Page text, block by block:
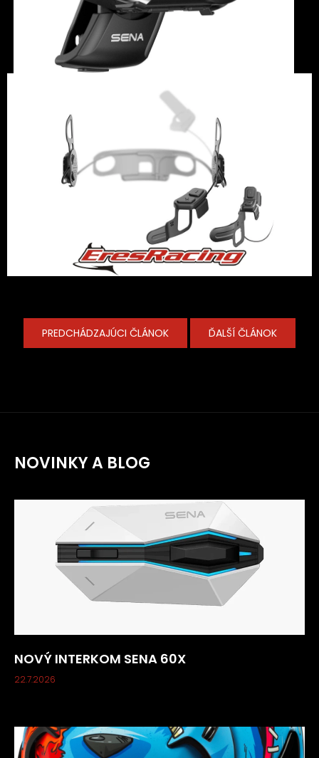
PREDCHÁDZAJÚCI ČLÁNOK ĎALŠÍ ČLÁNOK
NOVINKY A BLOG
NOVÝ INTERKOM SENA 60X
22.7.2026